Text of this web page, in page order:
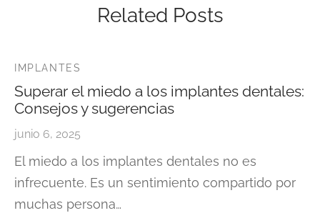
Related Posts
IMPLANTES
Superar el miedo a los implantes dentales:
Consejos y sugerencias
junio 6, 2025
El miedo a los implantes dentales no es
infrecuente. Es un sentimiento compartido por
muchas persona…